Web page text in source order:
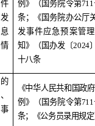
例》（国务院令第711
条；《国务院办公厅
发事件应急预案管
知》（国办发〔2024
十八条
《中华人民共和国政
例》（国务院令第711
条；《公务员录用规